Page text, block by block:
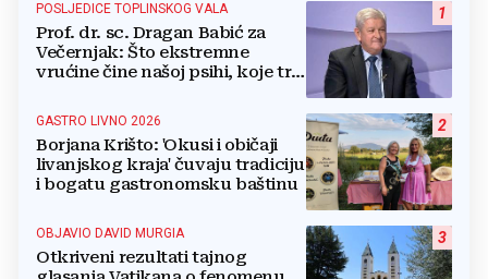
1
POSLJEDICE TOPLINSKOG VALA
Prof. dr. sc. Dragan Babić za
Večernjak: Što ekstremne
vrućine čine našoj psihi, koje tri
boriti...
2
GASTRO LIVNO 2026
Borjana Krišto: 'Okusi i običaji
livanjskog kraja' čuvaju tradiciju
i bogatu gastronomsku baštinu
3
OBJAVIO DAVID MURGIA
Otkriveni rezultati tajnog